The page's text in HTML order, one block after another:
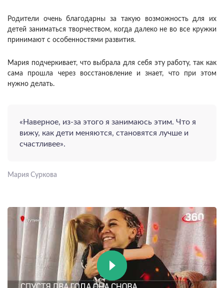
Родители очень благодарны за такую возможность для их
детей заниматься творчеством, когда далеко не во все кружки
принимают с особенностями развития.
Мария подчеркивает, что выбрала для себя эту работу, так как
сама прошла через восстановление и знает, что при этом
нужно делать.
«Наверное, из-за этого я занимаюсь этим. Что я
вижу, как дети меняются, становятся лучше и
счастливее».
Мария Суркова